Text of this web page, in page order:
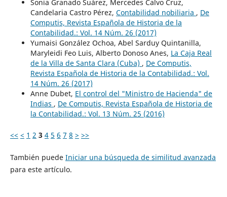
Sonia Granado Suárez, Mercedes Calvo Cruz,
Candelaria Castro Pérez, Contabilidad nobiliaria , De
Computis, Revista Española de Historia de la
Contabilidad.: Vol. 14 Núm. 26 (2017)
Yumaisi González Ochoa, Abel Sarduy Quintanilla,
Maryleidi Feo Luis, Alberto Donoso Anes, La Caja Real
de la Villa de Santa Clara (Cuba) , De Computis,
Revista Española de Historia de la Contabilidad.: Vol.
14 Núm. 26 (2017)
Anne Dubet, El control del "Ministro de Hacienda" de
Indias , De Computis, Revista Española de Historia de
la Contabilidad.: Vol. 13 Núm. 25 (2016)
<< < 1 2 3 4 5 6 7 8 > >>
También puede Iniciar una búsqueda de similitud avanzada
para este artículo.